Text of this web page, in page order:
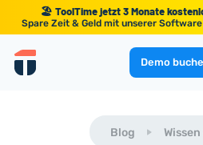
🏖️ ToolTime jetzt 3 Monate
Spare Zeit & Geld mit unserer
Demo
Blog